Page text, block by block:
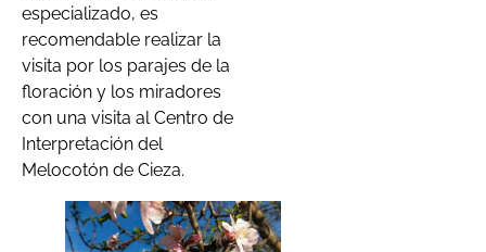
especializado, es
recomendable realizar la
visita por los parajes de la
floración y los miradores
con una visita al Centro de
Interpretación del
Melocotón de Cieza.